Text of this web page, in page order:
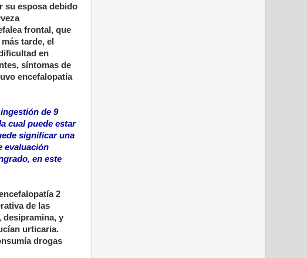
su esposa debido
frontal, que
tarde, el
en
síntomas de
encefalopatía
de 9
cual puede estar
significar una
evaluación
en este
2
de las
desipramina, y
urticaria.
drogas